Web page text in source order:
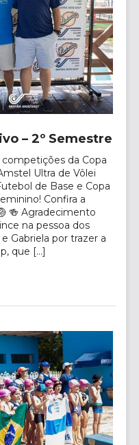
– 2º Semestre
da Copa
Ultra de Vôlei
de Base e Copa
Confira a
🍻 Agradecimento
na pessoa dos
Gabriela por trazer a
que […]